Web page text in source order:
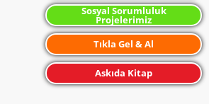
Sosyal Sorumluluk
Projelerimiz
Tıkla Gel & Al
Askıda Kitap